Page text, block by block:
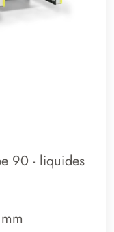
90 - liquides